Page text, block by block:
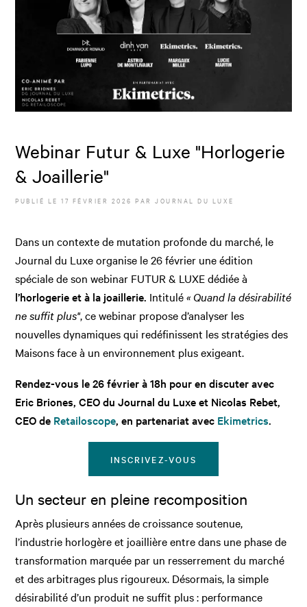
Webinar Futur & Luxe "Horlogerie
& Joaillerie"
PUBLIÉ LE17 FÉVRIER 2026 PAR JOURNAL DU LUXE
Dans un contexte de mutation profonde du marché, le
Journal du Luxe organise le 26 février une édition
spéciale de son webinar FUTUR & LUXE dédiée à
l’horlogerie et à la joaillerie. Intitulé« Quand la désirabilité
ne suffit plus", ce webinar propose d’analyser les
nouvelles dynamiques qui redéfinissent les stratégies des
Maisons face à un environnement plus exigeant.
Rendez-vous le 26 février à 18h pour en discuter avec
Eric Briones, CEO du Journal du Luxe et Nicolas Rebet,
CEO de Retailoscope, en partenariat avec Ekimetrics.
INSCRIVEZ-VOUS
Un secteur en pleine recomposition
Après plusieurs années de croissance soutenue,
l’industrie horlogère et joaillière entre dans une phase de
transformation marquée par un resserrement du marché
et des arbitrages plus rigoureux. Désormais, la simple
désirabilité d’un produit ne suffit plus : performance